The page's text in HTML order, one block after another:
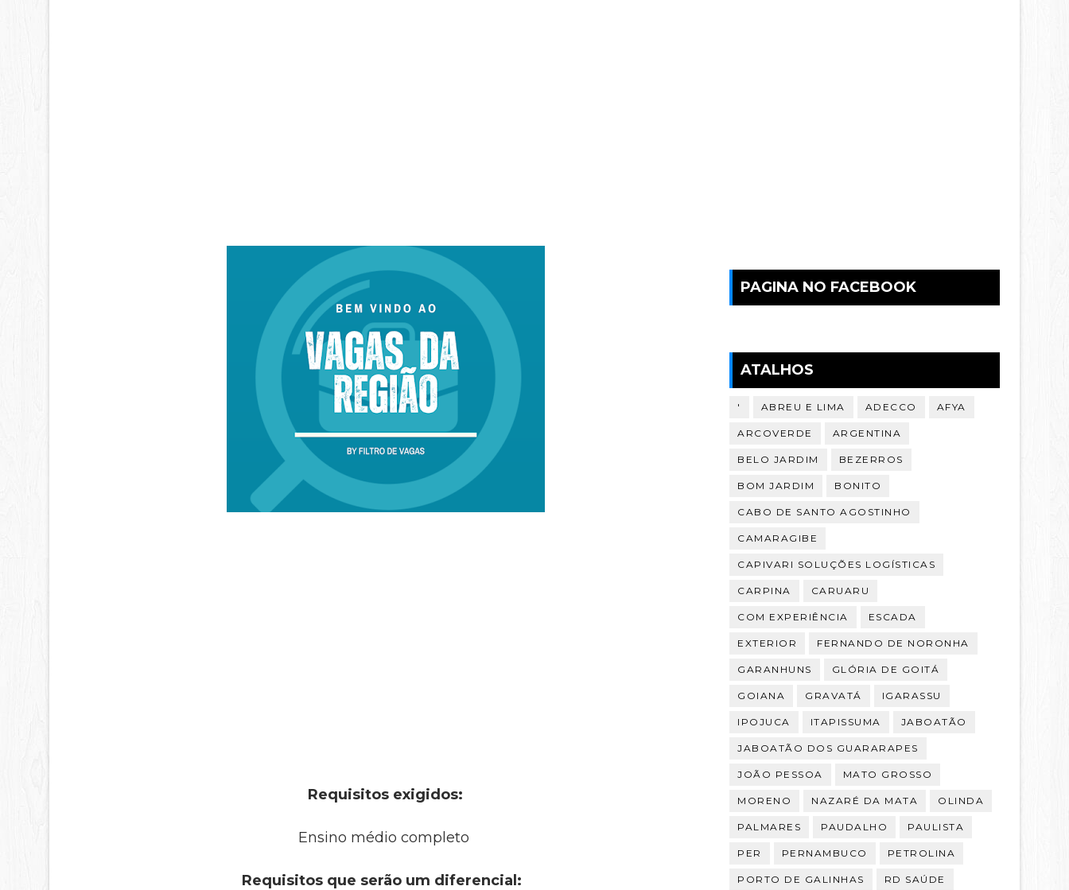
Requisitos exigidos:
Ensino médio completo
Requisitos que serão um diferencial:
PAGINA NO FACEBOOK
ATALHOS
' ABREU E LIMA ADECCO AFYA
ARCOVERDE ARGENTINA
BELO JARDIM BEZERROS
BOM JARDIM BONITO
CABO DE SANTO AGOSTINHO
CAMARAGIBE
CAPIVARI SOLUÇÕES LOGÍSTICAS
CARPINA CARUARU
COM EXPERIÊNCIA ESCADA
EXTERIOR FERNANDO DE NORONHA
GARANHUNS GLÓRIA DE GOITÁ
GOIANA GRAVATÁ IGARASSU
IPOJUCA ITAPISSUMA JABOATÃO
JABOATÃO DOS GUARARAPES
JOÃO PESSOA MATO GROSSO
MORENO NAZARÉ DA MATA OLINDA
PALMARES PAUDALHO PAULISTA
PER PERNAMBUCO PETROLINA
PORTO DE GALINHAS RD SAÚDE